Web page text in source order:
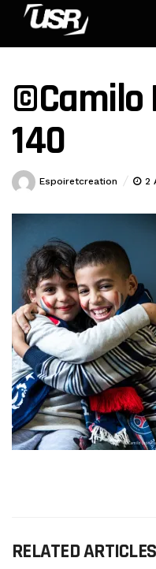
©Camilo
140
Espoiretcreation 2
RELATED ARTICLES